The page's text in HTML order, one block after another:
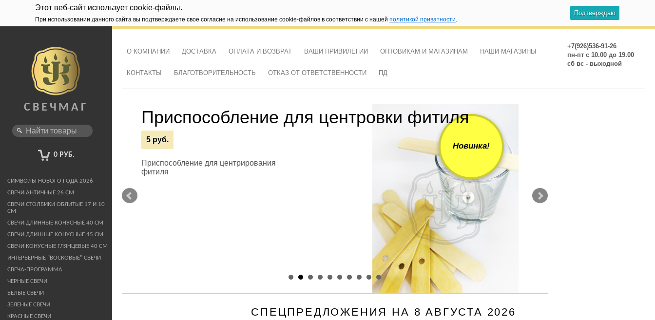
Этот веб-сайт использует cookie-файлы.
При использовании данного сайта вы подтверждаете свое согласие на использование cookie-файлов в соответствии с нашей политикой приватности.
Подтверждаю
СВЕЧМАГ
0 РУБ.
СИМВОЛЫ НОВОГО ГОДА 2026
СВЕЧИ АНТИЧНЫЕ 26 СМ
СВЕЧИ СТОЛБИКИ ОБЛИТЫЕ 17 И 10
СМ
СВЕЧИ ДЛИННЫЕ КОНУСНЫЕ 40 СМ
СВЕЧИ ДЛИННЫЕ КОНУСНЫЕ 45 СМ
СВЕЧИ КОНУСНЫЕ ГЛЯНЦЕВЫЕ 40 СМ
ИНТЕРЬЕРНЫЕ "ВОСКОВЫЕ" СВЕЧИ
СВЕЧА-ПРОГРАММА
ЧЕРНЫЕ СВЕЧИ
БЕЛЫЕ СВЕЧИ
ЗЕЛЕНЫЕ СВЕЧИ
КРАСНЫЕ СВЕЧИ
+7(926)536-91-26
пн-пт с 10.00 до 19.00
сб вс - выходной
О КОМПАНИИ ДОСТАВКА ОПЛАТА И ВОЗВРАТ ВАШИ ПРИВИЛЕГИИ ОПТОВИКАМ И МАГАЗИНАМ НАШИ МАГАЗИНЫ
КОНТАКТЫ БЛАГОТВОРИТЕЛЬНОСТЬ ОТКАЗ ОТ ОТВЕТСТВЕННОСТИ ПД
Приспособление для центровки фитиля
5 руб.
Приспособление для центрирования
фитиля
Новинка!
СПЕЦПРЕДЛОЖЕНИЯ НА 8 АВГУСТА 2026